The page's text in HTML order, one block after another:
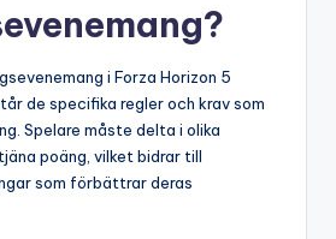
i Forza Horizon 5
de specifika regler och krav som
Spelare måste delta i olika
poäng, vilket bidrar till
som förbättrar deras